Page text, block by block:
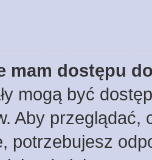
mam dostępu
mogą być
Aby
potrzebujesz